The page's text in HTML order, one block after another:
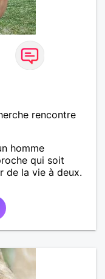
rencontre
homme
qui soit
de la vie à deux.